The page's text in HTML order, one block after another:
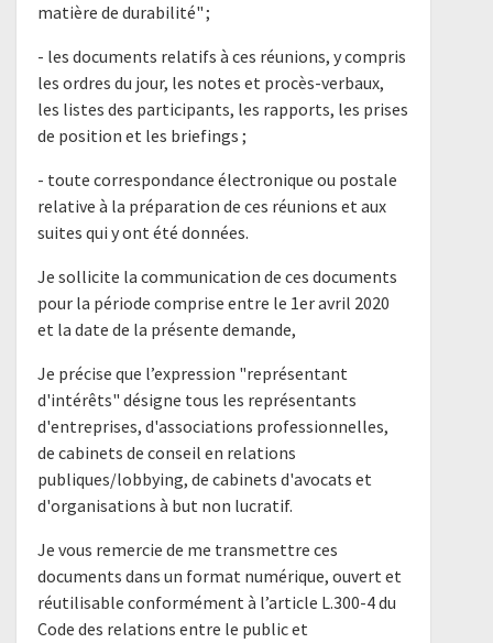
matière de durabilité" ;
- les documents relatifs à ces réunions, y compris
les ordres du jour, les notes et procès-verbaux,
les listes des participants, les rapports, les prises
de position et les briefings ;
- toute correspondance électronique ou postale
relative à la préparation de ces réunions et aux
suites qui y ont été données.
Je sollicite la communication de ces documents
pour la période comprise entre le 1er avril 2020
et la date de la présente demande,
Je précise que l’expression "représentant
d'intérêts" désigne tous les représentants
d'entreprises, d'associations professionnelles,
de cabinets de conseil en relations
publiques/lobbying, de cabinets d'avocats et
d'organisations à but non lucratif.
Je vous remercie de me transmettre ces
documents dans un format numérique, ouvert et
réutilisable conformément à l’article L.300-4 du
Code des relations entre le public et